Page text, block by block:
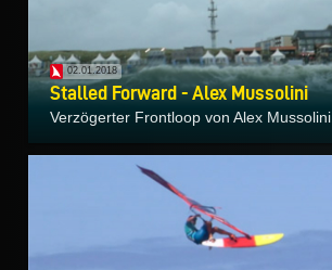
02.01.2018
Stalled Forward - Alex Mussolini
Verzögerter Frontloop von Alex Mussolini.